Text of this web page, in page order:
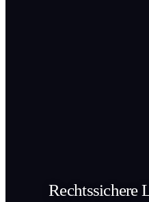
Rechtssichere